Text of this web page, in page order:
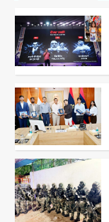
2
3